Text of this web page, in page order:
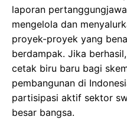
laporan
mengelola dan
proyek-proyek yang
berdampak. Jika
cetak biru baru bagi
pembangunan di
partisipasi aktif sektor
besar bangsa.